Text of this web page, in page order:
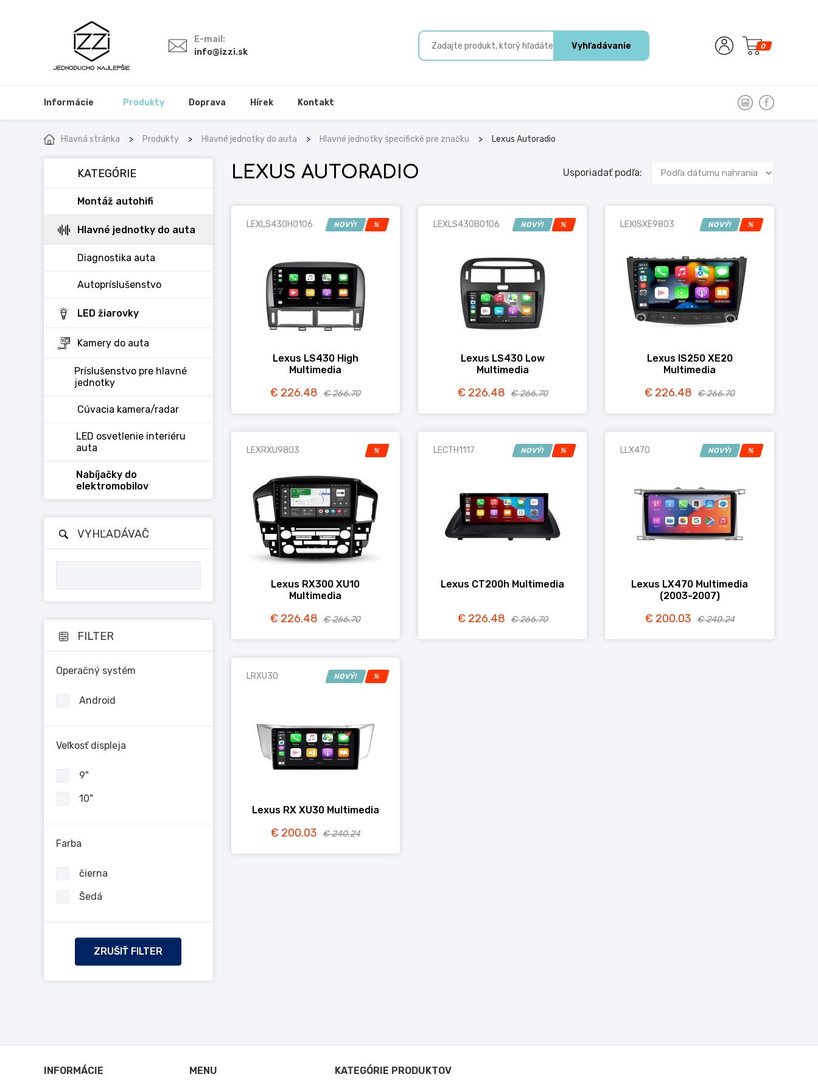
E-mail:
info@izzi.sk
Vyhľadávanie 0
Informácie Produkty Doprava Hírek Kontakt
Hlavná stránka Produkty Hlavné jednotky do auta Hlavné jednotky špecifické pre značku Lexus Autoradio
KATEGÓRIE
Montáž autohifi
Hlavné jednotky do auta
Diagnostika auta
Autopríslušenstvo
LED žiarovky
Kamery do auta
Príslušenstvo pre hlavné
jednotky
Cúvacia kamera/radar
LED osvetlenie interiéru
auta
Nabíjačky do
elektromobilov
VYHĽADÁVAČ
FILTER
Operačný systém
Android
Veľkosť displeja
9"
10"
Farba
čierna
Šedá
ZRUŠIŤ FILTER
LEXUS AUTORADIO Usporiadať podľa:
NOVÝ! %
LEXLS430H0106
Lexus LS430 High
Multimedia
€ 226.48 € 266.70
NOVÝ! %
LEXLS430B0106
Lexus LS430 Low
Multimedia
€ 226.48 € 266.70
NOVÝ! %
LEXISXE9803
Lexus IS250 XE20
Multimedia
€ 226.48 € 266.70
%
LEXRXU9803
Lexus RX300 XU10
Multimedia
€ 226.48 € 266.70
NOVÝ! %
LECTH1117
Lexus CT200h Multimedia
€ 226.48 € 266.70
NOVÝ! %
LLX470
Lexus LX470 Multimedia
(2003-2007)
€ 200.03 € 240.24
NOVÝ! %
LRXU30
Lexus RX XU30 Multimedia
€ 200.03 € 240.24
INFORMÁCIE MENU KATEGÓRIE PRODUKTOV